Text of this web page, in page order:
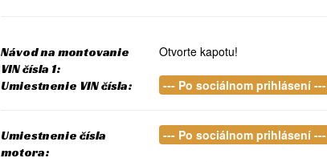
Návod na montovanie
VIN čísla 1:
Otvorte kapotu!
Umiestnenie VIN čísla: --- Po sociálnom prihlásení ---
Umiestnenie čísla
motora:
--- Po sociálnom prihlásení ---